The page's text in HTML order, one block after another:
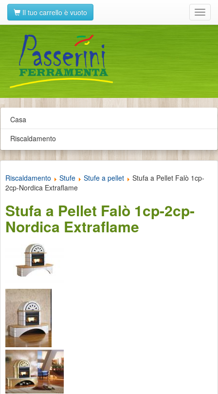
Il tuo carrello è vuoto
Casa
Riscaldamento
Riscaldamento Stufe Stufe a pellet
Stufa a Pellet Falò 1cp-
2cp-Nordica Extraflame
Stufa a Pellet Falò 1cp-2cp-
Nordica Extraflame